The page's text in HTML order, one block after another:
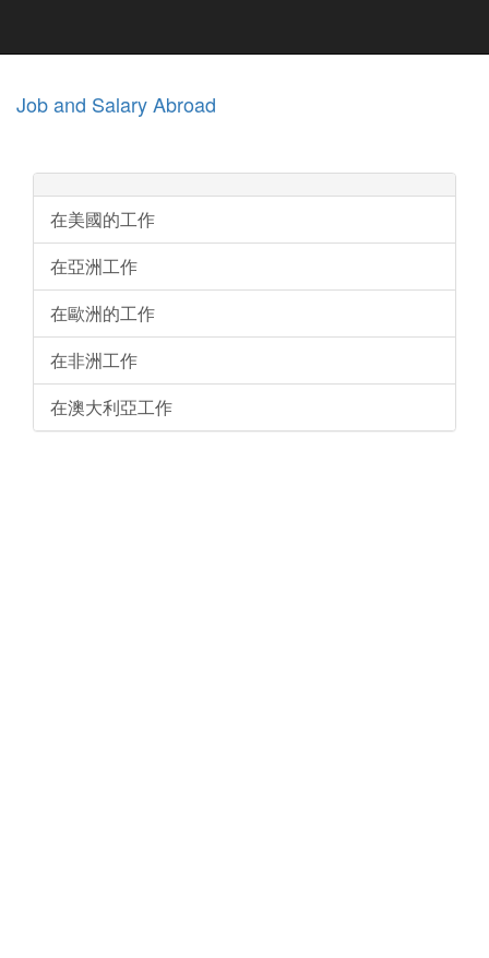
Job and Salary Abroad
在美國的工作
在亞洲工作
在歐洲的工作
在非洲工作
在澳大利亞工作